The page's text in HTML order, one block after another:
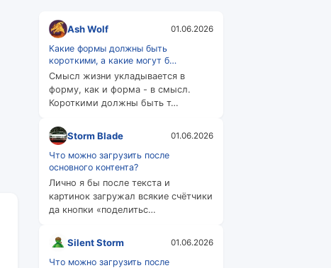
Ash Wolf 01.06.2026
Какие формы должны быть
короткими, а какие могут б…
Смысл жизни укладывается в
форму, как и форма - в смысл.
Короткими должны быть т…
Storm Blade 01.06.2026
Что можно загрузить после
основного контента?
Лично я бы после текста и
картинок загружал всякие счётчики
да кнопки «поделитьс…
Silent Storm 01.06.2026
Что можно загрузить после